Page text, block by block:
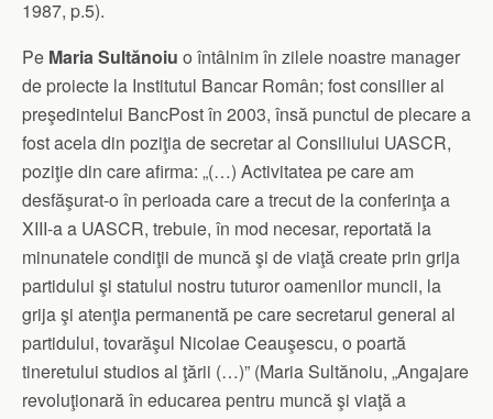
1987, p.5).
Pe Maria Sultănoiu o întâlnim în zilele noastre manager
de proiecte la Institutul Bancar Român; fost consilier al
preşedintelui BancPost în 2003, însă punctul de plecare a
fost acela din poziţia de secretar al Consiliului UASCR,
poziţie din care afirma: „(…) Activitatea pe care am
desfăşurat-o în perioada care a trecut de la conferinţa a
XIII-a a UASCR, trebuie, în mod necesar, reportată la
minunatele condiţii de muncă şi de viaţă create prin grija
partidului şi statului nostru tuturor oamenilor muncii, la
grija şi atenţia permanentă pe care secretarul general al
partidului, tovarăşul Nicolae Ceauşescu, o poartă
tineretului studios al ţării (…)” (Maria Sultănoiu, „Angajare
revoluţionară în educarea pentru muncă şi viaţă a